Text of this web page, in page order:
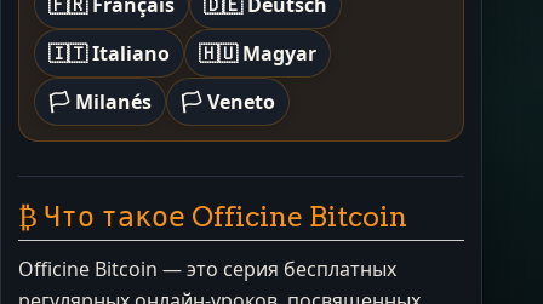
🇮🇹 Italiano
🇭🇺 Magyar
🏳️ Milanés
🏳️ Veneto
₿ Что такое Officine Bitcoin
Officine Bitcoin — это серия бесплатных